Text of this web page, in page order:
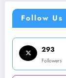
Follow Us
293
Followers